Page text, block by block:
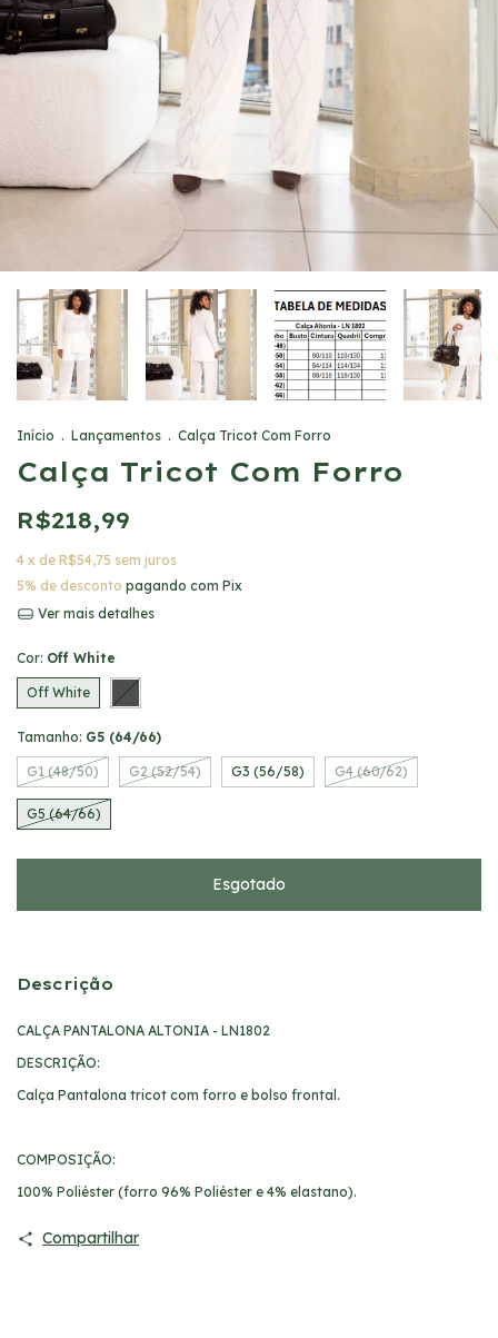
Início . Lançamentos . Calça Tricot Com Forro
Calça Tricot Com Forro
R$218,99
4 x de R$54,75 sem juros
5% de desconto pagando com Pix
Ver mais detalhes
Cor: Off White
Off White
Tamanho: G5 (64/66)
G1 (48/50) G2 (52/54) G3 (56/58) G4 (60/62)
G5 (64/66)
Descrição
CALÇA PANTALONA ALTONIA - LN1802
DESCRIÇÃO:
Calça Pantalona tricot com forro e bolso frontal.
COMPOSIÇÃO:
100% Poliéster (forro 96% Poliéster e 4% elastano).
Compartilhar